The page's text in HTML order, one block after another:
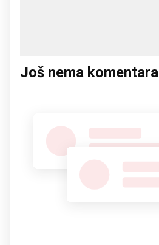
Još nema komentara